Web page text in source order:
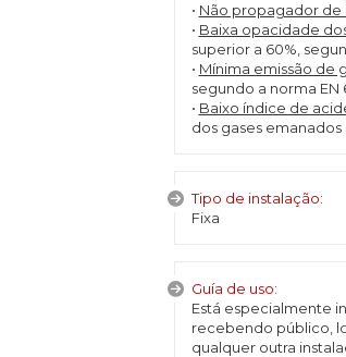
• Não propagador de
• Baixa opacidade
superior a 60%,
• Mínima emissão de
segundo a norma EN
• Baixo índice de
dos gases emanados
Tipo de instalação:
Fixa
Guía de uso:
Está especialmente
recebendo público,
qualquer outra